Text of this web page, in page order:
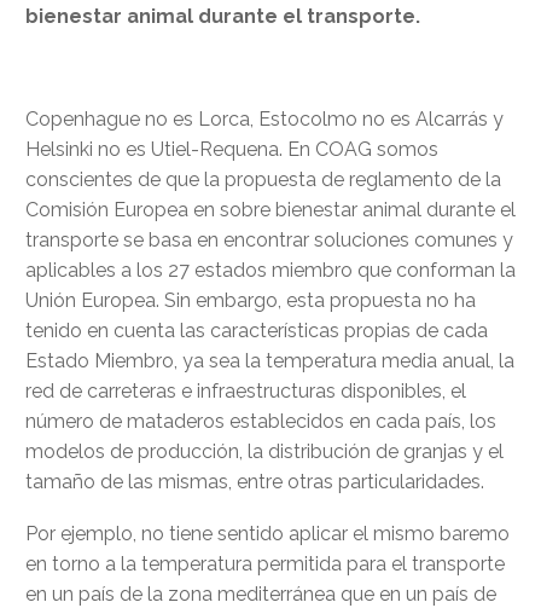
bienestar animal durante el transporte.
Copenhague no es Lorca, Estocolmo no es Alcarrás y
Helsinki no es Utiel-Requena. En COAG somos
conscientes de que la propuesta de reglamento de la
Comisión Europea en sobre bienestar animal durante el
transporte se basa en encontrar soluciones comunes y
aplicables a los 27 estados miembro que conforman la
Unión Europea. Sin embargo, esta propuesta no ha
tenido en cuenta las características propias de cada
Estado Miembro, ya sea la temperatura media anual, la
red de carreteras e infraestructuras disponibles, el
número de mataderos establecidos en cada país, los
modelos de producción, la distribución de granjas y el
tamaño de las mismas, entre otras particularidades.
Por ejemplo, no tiene sentido aplicar el mismo baremo
en torno a la temperatura permitida para el transporte
en un país de la zona mediterránea que en un país de